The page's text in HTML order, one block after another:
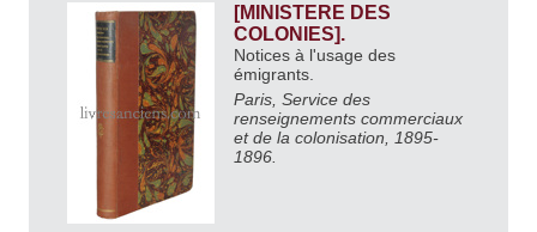
[MINISTERE DES
COLONIES].
Notices à l'usage des
émigrants.
Paris, Service des
renseignements commerciaux
et de la colonisation, 1895-
1896.